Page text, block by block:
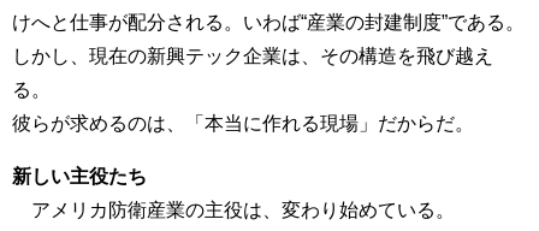
けへと仕事が配分される。いわば“産業の封建制度”である。
しかし、現在の新興テック企業は、その構造を飛び越え
る。
彼らが求めるのは、「本当に作れる現場」だからだ。
新しい主役たち
アメリカ防衛産業の主役は、変わり始めている。